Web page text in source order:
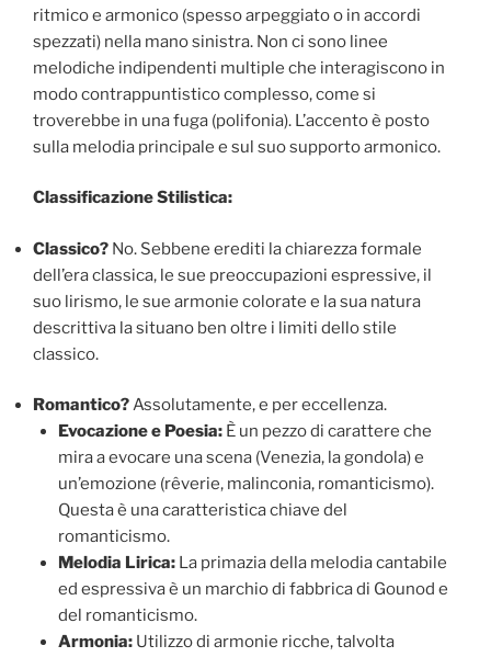
ritmico e armonico (spesso arpeggiato o in accordi
spezzati) nella mano sinistra. Non ci sono linee
melodiche indipendenti multiple che interagiscono in
modo contrappuntistico complesso, come si
troverebbe in una fuga (polifonia). L’accento è posto
sulla melodia principale e sul suo supporto armonico.
Classificazione Stilistica:
Classico? No. Sebbene erediti la chiarezza formale
dell’era classica, le sue preoccupazioni espressive, il
suo lirismo, le sue armonie colorate e la sua natura
descrittiva la situano ben oltre i limiti dello stile
classico.
Romantico?Assolutamente, e per eccellenza.
Evocazione e Poesia:È un pezzo di carattere che
mira a evocare una scena (Venezia, la gondola) e
un’emozione (rêverie, malinconia, romanticismo).
Questa è una caratteristica chiave del
romanticismo.
Melodia Lirica:La primazia della melodia cantabile
ed espressiva è un marchio di fabbrica di Gounod e
del romanticismo.
Armonia:Utilizzo di armonie ricche, talvolta